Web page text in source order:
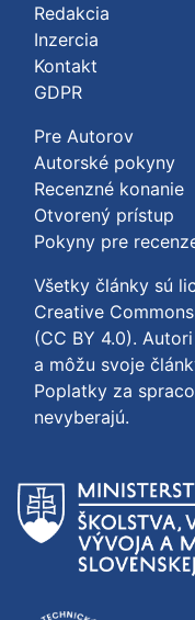
Redakcia
Inzercia
Kontakt
GDPR
Pre Autorov
Autorské pokyny
Recenzné konanie
Otvorený prístup
Pokyny pre
Všetky články sú
Creative
(CC BY 4.0).
a môžu svoje
Poplatky za
nevyberajú.